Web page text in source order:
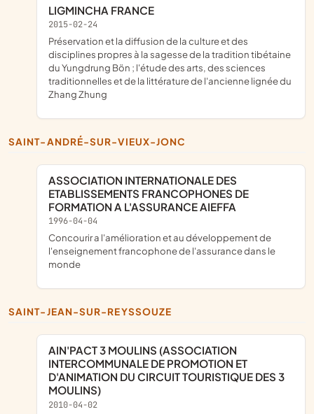
LIGMINCHA FRANCE
2015-02-24
préservation et la diffusion de la culture et des
disciplines propres à la sagesse de la tradition tibétaine
du Yungdrung Bön ; l'étude des arts, des sciences
traditionnelles et de la littérature de l'ancienne lignée du
Zhang Zhung
SAINT-ANDRÉ-SUR-VIEUX-JONC
ASSOCIATION INTERNATIONALE DES
ETABLISSEMENTS FRANCOPHONES DE
FORMATION A L'ASSURANCE AIEFFA
1996-04-04
concourir a l'amélioration et au développement de
l'enseignement francophone de l'assurance dans le
monde
SAINT-JEAN-SUR-REYSSOUZE
AIN'PACT 3 MOULINS (ASSOCIATION
INTERCOMMUNALE DE PROMOTION ET
D'ANIMATION DU CIRCUIT TOURISTIQUE DES 3
MOULINS)
2010-04-02